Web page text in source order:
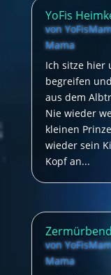
YoFis
von
Mama
Ich sitze hier
begreifen
aus dem
Nie wieder
kleinen
wieder sein
Kopf an...
von
Mama